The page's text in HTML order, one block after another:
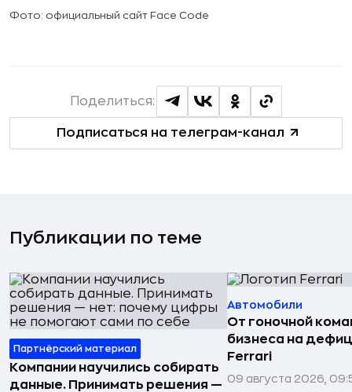
Фото: официальный сайт Face Code
Подписаться на телеграм-канал
Поделиться:
Публикации по теме
Партнёрский материал
Компании научились собирать
данные. Принимать решения —
Автомобили
От гоночной
бизнеса на
Ferrari
09 августа 2026,